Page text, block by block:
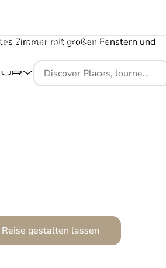
St. Regis Kuala Lumpur
gestalten lassen